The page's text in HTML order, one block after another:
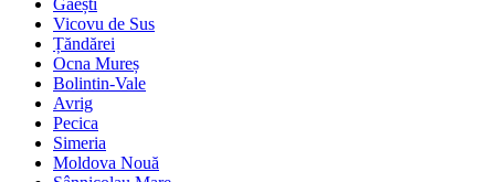
Găești
Vicovu de Sus
Țăndărei
Ocna Mureș
Bolintin-Vale
Avrig
Pecica
Simeria
Moldova Nouă